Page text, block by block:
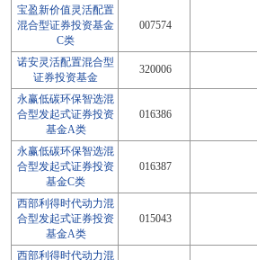
宝盈新价值灵活配置
混合型证券投资基金
C类
007574
诺安灵活配置混合型
证券投资基金
320006
永赢低碳环保智选混
合型发起式证券投资
基金A类
016386
永赢低碳环保智选混
合型发起式证券投资
基金C类
016387
西部利得时代动力混
合型发起式证券投资
基金A类
015043
西部利得时代动力混